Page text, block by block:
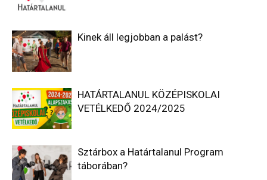
Kinek áll legjobban a palást?
HATÁRTALANUL KÖZÉPISKOLAI
VETÉLKEDŐ 2024/2025
Sztárbox a Határtalanul Program
táborában?